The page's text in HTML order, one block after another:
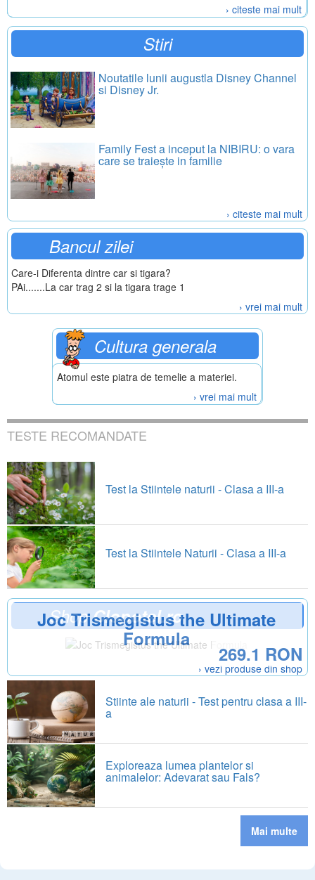
› citeste mai mult
Stiri
Noutatile lunii augustla Disney Channel
si Disney Jr.
Family Fest a inceput la NIBIRU: o vara
care se traiește in familie
› citeste mai mult
Bancul zilei
Care-i Diferenta dintre car si tigara?
PAi.......La car trag 2 si la tigara trage 1
› vrei mai mult
Cultura generala
Atomul este piatra de temelie a materiei.
› vrei mai mult
TESTE RECOMANDATE
Test la Stiintele naturii - Clasa a III-a
Test la Stiintele Naturii - Clasa a III-a
ShopClopotel.ro
Joc Trismegistus the Ultimate
Formula
269.1 RON
› vezi produse din shop
Stiinte ale naturii - Test pentru clasa a III-
a
Exploreaza lumea plantelor si
animalelor: Adevarat sau Fals?
Mai multe